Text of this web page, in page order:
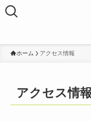
ホーム アクセス情報
アクセス情報